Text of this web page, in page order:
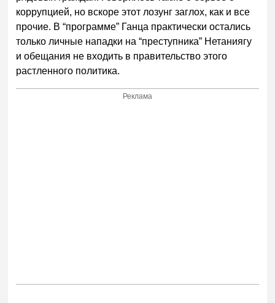
коррупцией, но вскоре этот лозунг заглох, как и все
прочие. В “программе” Ганца практически остались
только личные нападки на “преступника” Нетаниягу
и обещания не входить в правительство этого
растленного политика.
Реклама